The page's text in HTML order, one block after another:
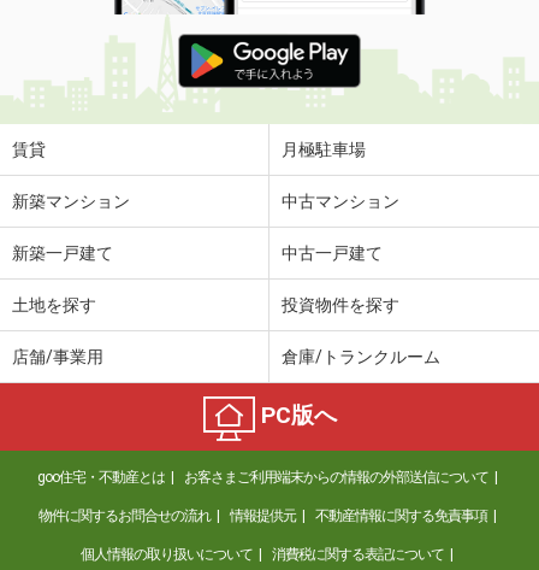
賃貸 月極駐車場
新築マンション 中古マンション
新築一戸建て 中古一戸建て
土地を探す 投資物件を探す
店舗/事業用 倉庫/トランクルーム
PC版へ
goo住宅・不動産とは お客さまご利用端末からの情報の外部送信について
物件に関するお問合せの流れ 情報提供元 不動産情報に関する免責事項
個人情報の取り扱いについて 消費税に関する表記について